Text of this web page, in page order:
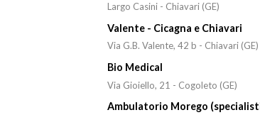
Largo Casini - Chiavari (GE)
Valente - Cicagna e Chiavari
Via G.B. Valente, 42 b - Chiavari (GE)
Bio Medical
Via Gioiello, 21 - Cogoleto (GE)
Ambulatorio Morego